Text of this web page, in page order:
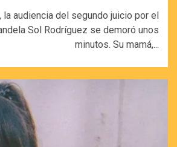
la audiencia del segundo juicio por el
Sol Rodríguez se demoró unos
minutos. Su mamá,...